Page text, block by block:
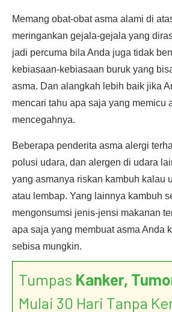
Memang obat-obat asma alami di
meringankan gejala-gejala yang
jadi percuma bila Anda juga tidak
kebiasaan-kebiasaan buruk yang
asma. Dan alangkah lebih baik jika
mencari tahu apa saja yang memicu
mencegahnya.
Beberapa penderita asma alergi
polusi udara, dan alergen di udara
yang asmanya riskan kambuh kalau
atau lembap. Yang lainnya kambuh
mengonsumsi jenis-jensi makanan
apa saja yang membuat asma Anda
sebisa mungkin.
Tumpas Kanker,
Mulai 30 Hari Tanpa